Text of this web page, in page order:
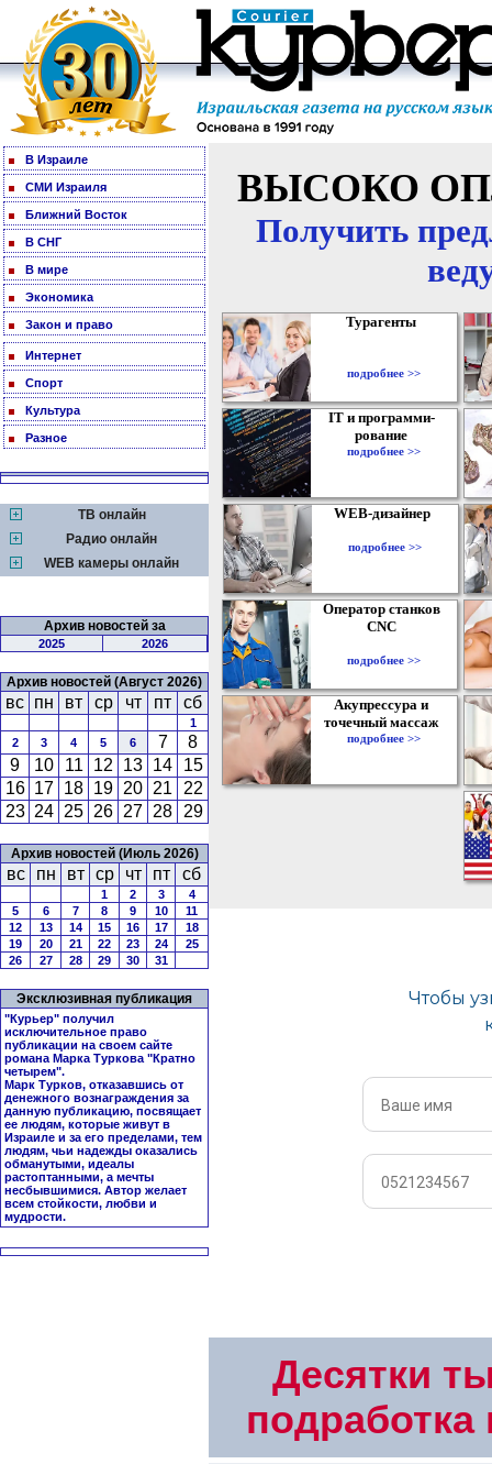
В Израиле
СМИ Израиля
Ближний Восток
В СНГ
В мире
Экономика
Закон и право
Интернет
Спорт
Культура
Разное
ТВ онлайн
Радио онлайн
WEB камеры онлайн
Архив новостей за
2025 2026
Архив новостей (Август 2026)
вс пн вт ср чт пт сб
1
2
3 4 5 6 7
8
9
10 11 12 13 14
15
16 17 18 19 20 21
22
23 24 25 26 27 28 29
Архив новостей (Июль 2026)
вс пн вт ср чт пт сб
1 2 3
4
5
6 7 8 9 10
11
12
13 14 15 16 17
18
19
20 21 22 23 24
25
26
27 28 29 30 31
Эксклюзивная публикация
"Курьер" получил
исключительное право
публикации на своем сайте
романа Марка Туркова "Кратно
четырем".
Марк Турков, отказавшись от
денежного вознаграждения за
данную публикацию, посвящает
ее людям, которые живут в
Израиле и за его пределами, тем
людям, чьи надежды оказались
обманутыми, идеалы
растоптанными, а мечты
несбывшимися. Автор желает
всем стойкости, любви и
мудрости.
ВЫСОКО
Получить
Турагенты
подробнее >>
IT и программи-
рование
подробнее >>
WEB-дизайнер
подробнее >>
Оператор станков
CNC
подробнее >>
Акупрессура и
точечный массаж
подробнее >>
Десятки